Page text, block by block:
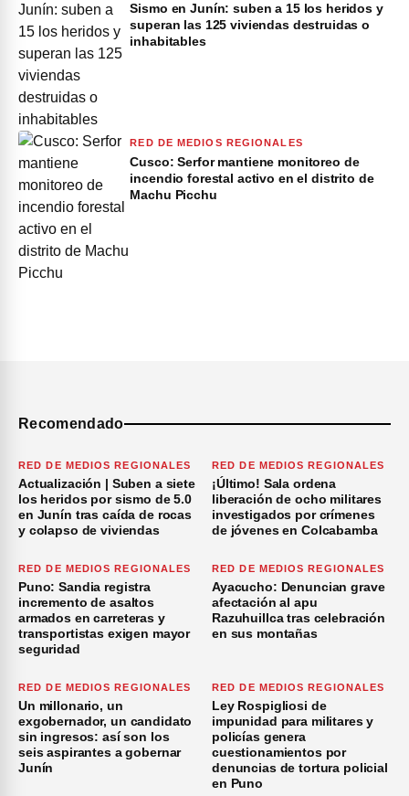
Sismo en Junín: suben a 15 los heridos y
superan las 125 viviendas destruidas o
inhabitables
RED DE MEDIOS REGIONALES
Cusco: Serfor mantiene monitoreo de
incendio forestal activo en el distrito de
Machu Picchu
Recomendado
RED DE MEDIOS REGIONALES
Actualización | Suben a siete
los heridos por sismo de 5.0
en Junín tras caída de rocas
y colapso de viviendas
RED DE MEDIOS REGIONALES
¡Último! Sala ordena
liberación de ocho militares
investigados por crímenes
de jóvenes en Colcabamba
RED DE MEDIOS REGIONALES
Puno: Sandia registra
incremento de asaltos
armados en carreteras y
transportistas exigen mayor
seguridad
RED DE MEDIOS REGIONALES
Ayacucho: Denuncian grave
afectación al apu
Razuhuillca tras celebración
en sus montañas
RED DE MEDIOS REGIONALES
Un millonario, un
exgobernador, un candidato
sin ingresos: así son los
seis aspirantes a gobernar
Junín
RED DE MEDIOS REGIONALES
Ley Rospigliosi de
impunidad para militares y
policías genera
cuestionamientos por
denuncias de tortura policial
en Puno